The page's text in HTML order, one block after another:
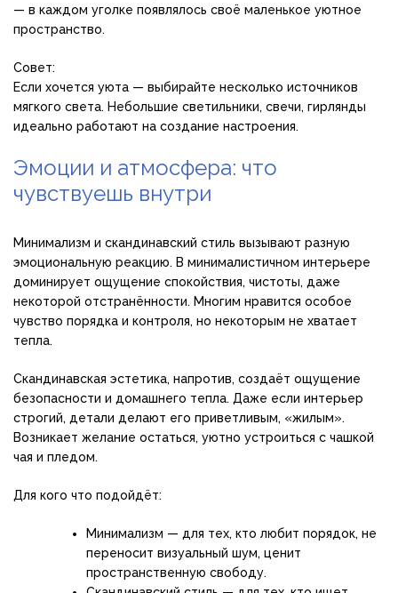
— в каждом уголке появлялось своё маленькое уютное
пространство.
Совет:
Если хочется уюта — выбирайте несколько источников
мягкого света. Небольшие светильники, свечи, гирлянды
идеально работают на создание настроения.
Эмоции и атмосфера: что
чувствуешь внутри
Минимализм и скандинавский стиль вызывают разную
эмоциональную реакцию. В минималистичном интерьере
доминирует ощущение спокойствия, чистоты, даже
некоторой отстранённости. Многим нравится особое
чувство порядка и контроля, но некоторым не хватает
тепла.
Скандинавская эстетика, напротив, создаёт ощущение
безопасности и домашнего тепла. Даже если интерьер
строгий, детали делают его приветливым, «жилым».
Возникает желание остаться, уютно устроиться с чашкой
чая и пледом.
Для кого что подойдёт:
Минимализм — для тех, кто любит порядок, не
переносит визуальный шум, ценит
пространственную свободу.